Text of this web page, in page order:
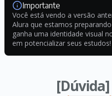
Importante
Você está vendo a versão
Alura que estamos
ganha uma identidade visual
em potencializar seus estudos!